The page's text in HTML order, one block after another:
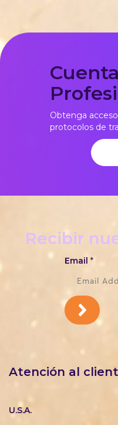
Cuenta
Obtenga
protocolos de
Recibir
Email *
Atención al
U.S.A.